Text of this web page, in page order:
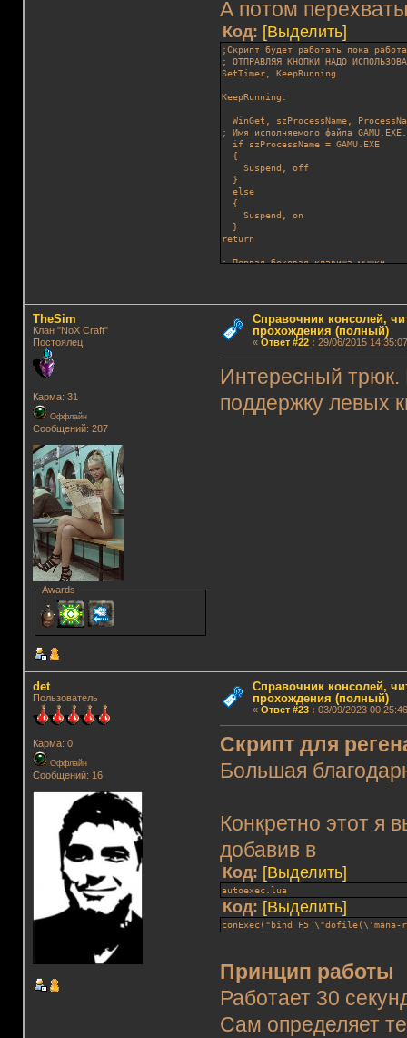
А потом
Код: [Выделить]
;Скрипт будет работать пока
; ОТПРАВЛЯЯ КНОПКИ НАДО
SetTimer, KeepRunning
KeepRunning:
WinGet, szProcessName,
; Имя исполняемого файла
if szProcessName = GAMU.EXE
{
Suspend, off
}
else
{
Suspend, on
}
return
; Первая боковая клавиша мышки
; Вторая боковая клавиша мышки
XButton2::
Send, {c down}
Sleep 30
Send, {c up}
return
Numpad5::
Send, {F2 down}
TheSim
Клан "NoX Craft"
Постоялец
Карма: 31
Оффлайн
Сообщений: 287
Awards
Справочник консолей,
прохождения (полный)
« Ответ #22: 29/06/2015
Интересный
поддержку левых
det
Пользователь
Карма: 0
Оффлайн
Сообщений: 16
Справочник консолей,
прохождения (полный)
« Ответ #23: 03/09/2023
Скрипт для
Большая
Конкретно этот я
добавив в
Код: [Выделить]
autoexec.lua
Код: [Выделить]
conExec("bind F5
Принцип работы
Работает 30
Сам определяет